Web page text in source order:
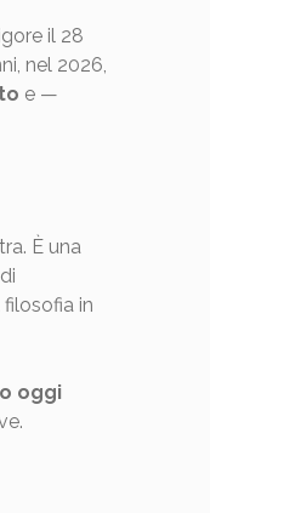
il 28
nel 2026,
e —
È una
in
oggi